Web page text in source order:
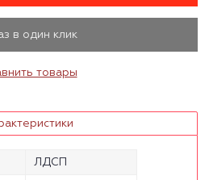
в один клик
товары
ЛДСП